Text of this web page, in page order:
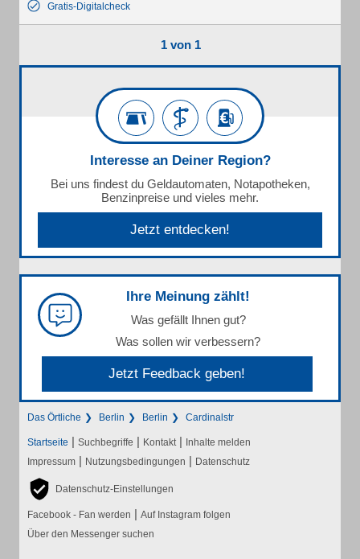
Gratis-Digitalcheck
1 von 1
Interesse an Deiner Region?
Bei uns findest du Geldautomaten, Notapotheken,
Benzinpreise und vieles mehr.
Jetzt entdecken!
Ihre Meinung zählt!
Was gefällt Ihnen gut?
Was sollen wir verbessern?
Jetzt Feedback geben!
Das Örtliche Berlin Berlin Cardinalstr
Startseite | Suchbegriffe | Kontakt | Inhalte melden
Impressum | Nutzungsbedingungen | Datenschutz
Datenschutz-Einstellungen
Facebook - Fan werden | Auf Instagram folgen
Über den Messenger suchen